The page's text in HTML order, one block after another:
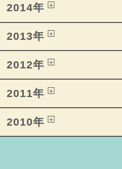
2014年
2013年
2012年
2011年
2010年